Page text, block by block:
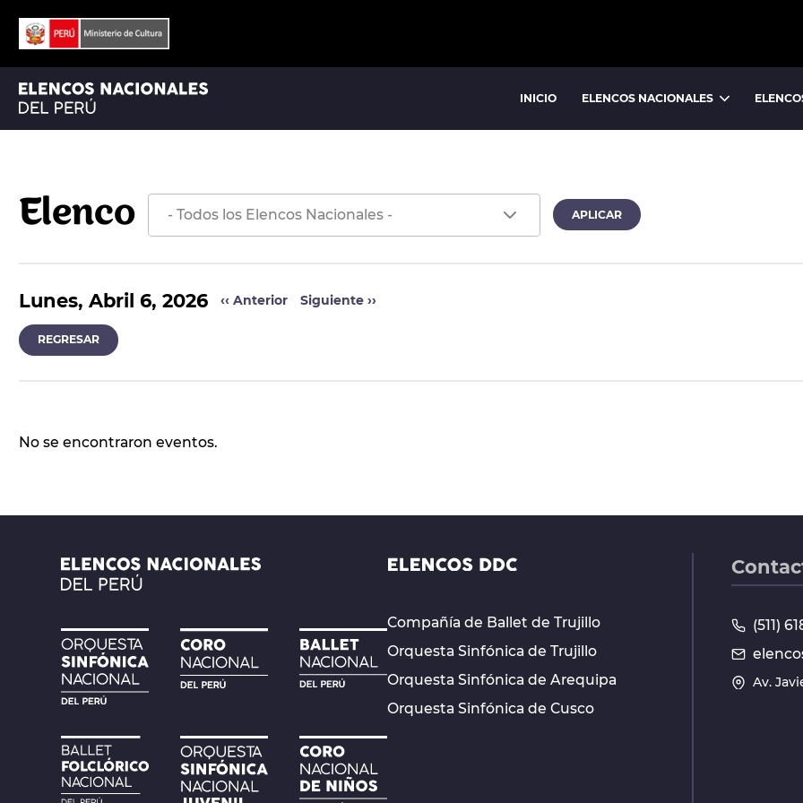
INICIO ELENCOS NACIONALES
Elenco
Lunes, Abril 6, 2026 ‹‹ Anterior Siguiente ››
REGRESAR
No se encontraron eventos.
Compañía de Ballet de Trujillo
Orquesta Sinfónica de Trujillo
Orquesta Sinfónica de Arequipa
Orquesta Sinfónica de Cusco
(511)
Av.